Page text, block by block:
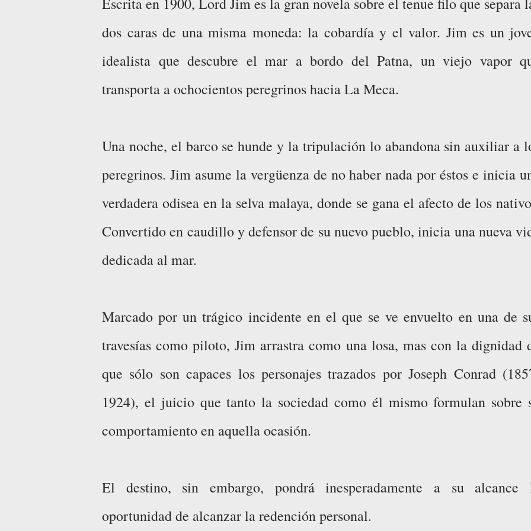
Escrita en 1900, Lord Jim es la gran novela sobre el tenue filo que separa
dos caras de una misma moneda: la cobardía y el valor. Jim es un
idealista que descubre el mar a bordo del Patna, un viejo vapor
transporta a ochocientos peregrinos hacia La Meca.
Una noche, el barco se hunde y la tripulación lo abandona sin auxiliar a
peregrinos. Jim asume la vergüenza de no haber nada por éstos e inicia
verdadera odisea en la selva malaya, donde se gana el afecto de los
Convertido en caudillo y defensor de su nuevo pueblo, inicia una nueva
dedicada al mar.
Marcado por un trágico incidente en el que se ve envuelto en una de
travesías como piloto, Jim arrastra como una losa, mas con la dignidad
que sólo son capaces los personajes trazados por Joseph Conrad
1924), el juicio que tanto la sociedad como él mismo formulan sobre
comportamiento en aquella ocasión.
El destino, sin embargo, pondrá inesperadamente a su alcance
oportunidad de alcanzar la redención personal.